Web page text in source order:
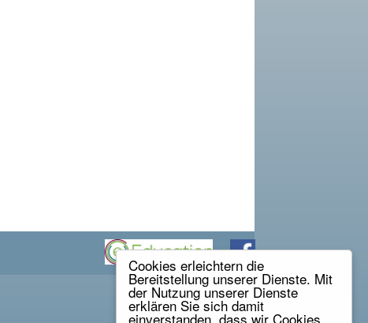
Cookies erleichtern die
Bereitstellung unserer Dienste. Mit
der Nutzung unserer Dienste
erklären Sie sich damit
einverstanden, dass wir Cookies